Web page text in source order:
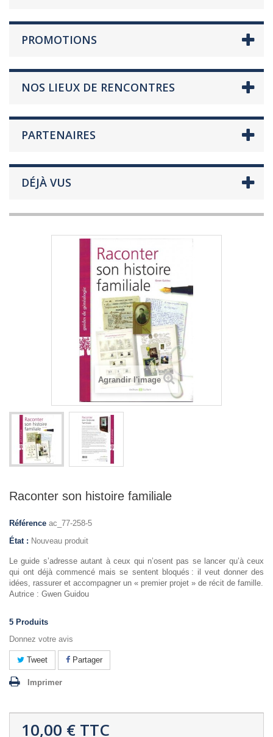
PROMOTIONS
NOS LIEUX DE RENCONTRES
PARTENAIRES
DÉJÀ VUS
Agrandir l'image
Raconter son histoire familiale
Référence ac_77-258-5
État : Nouveau produit
Le guide s’adresse autant à ceux qui n’osent pas se lancer qu’à ceux
qui ont déjà commencé mais se sentent bloqués : il veut donner des
idées, rassurer et accompagner un « premier projet » de récit de famille.
Autrice : Gwen Guidou
5 Produits
Donnez votre avis
Tweet Partager
Imprimer
10,00 € TTC